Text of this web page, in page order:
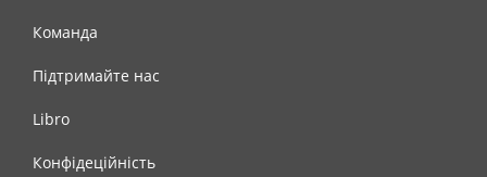
Команда
Підтримайте нас
Libro
Конфідеційність